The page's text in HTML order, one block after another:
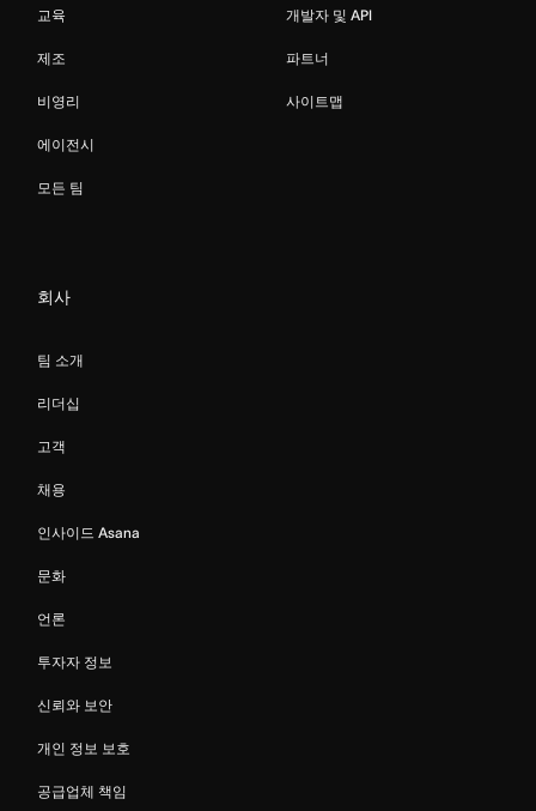
교육
제조
비영리
에이전시
모든 팀
개발자 및 API
파트너
사이트맵
회사
팀 소개
리더십
고객
채용
인사이드 Asana
문화
언론
투자자 정보
신뢰와 보안
개인 정보 보호
공급업체 책임